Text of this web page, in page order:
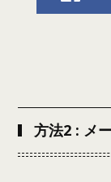
方法2 : メ